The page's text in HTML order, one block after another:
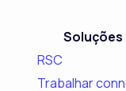
Soluções
RSC
Trabalhar